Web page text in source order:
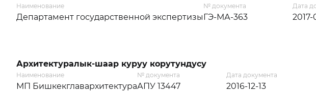
Наименование
Департамент государственной экспертизы
№ документа
ГЭ-МА-363
Дата
2017-
Архитектуралык-шаар куруу корутундусу
Наименование
МП Бишкекглавархитектура
№ документа
АПУ 13447
Дата документа
2016-12-13